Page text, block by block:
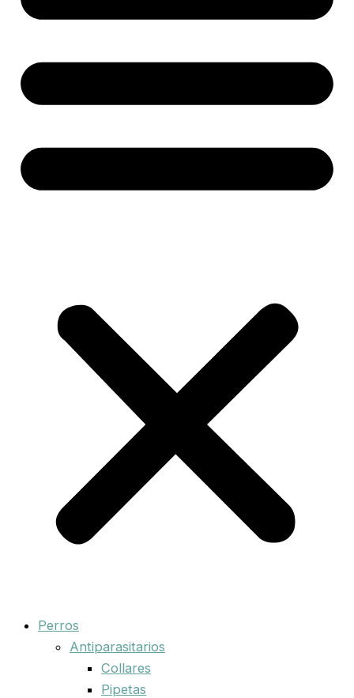
Perros
Antiparasitarios
Collares
Pipetas